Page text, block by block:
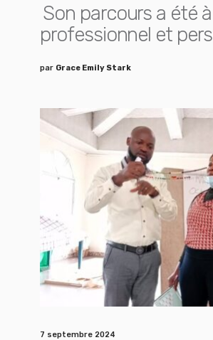
Son parcours a été
professionnel et
par Grace Emily Stark
7 septembre 2024